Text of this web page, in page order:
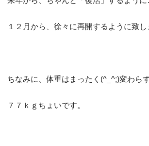
１２月から、徐々に再開するように致し
ちなみに、体重はまったく(^_^;)変わら
７７ｋｇちょいです。